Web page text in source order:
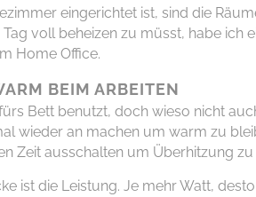
eingerichtet ist, sind die
voll beheizen zu müsst, habe ich
Home Office.
BEIM ARBEITEN
Bett benutzt, doch wieso nicht
wieder an machen um warm zu
Zeit ausschalten um Überhitzung
ist die Leistung. Je mehr Watt,